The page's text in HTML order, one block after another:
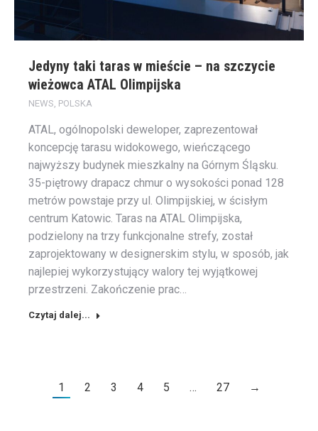
Jedyny taki taras w mieście – na szczycie
wieżowca ATAL Olimpijska
NEWS, POLSKA
ATAL, ogólnopolski deweloper, zaprezentował
koncepcję tarasu widokowego, wieńczącego
najwyższy budynek mieszkalny na Górnym Śląsku.
35-piętrowy drapacz chmur o wysokości ponad 128
metrów powstaje przy ul. Olimpijskiej, w ścisłym
centrum Katowic. Taras na ATAL Olimpijska,
podzielony na trzy funkcjonalne strefy, został
zaprojektowany w designerskim stylu, w sposób, jak
najlepiej wykorzystujący walory tej wyjątkowej
przestrzeni. Zakończenie prac…
Czytaj dalej...
1 2 3 4 5 … 27 →